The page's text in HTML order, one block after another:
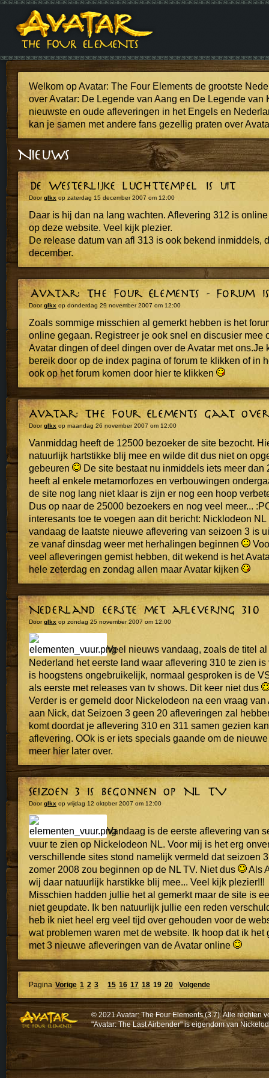
Welkom op Avatar: The Four Elements de grootste
over Avatar: De Legende van Aang en De Legende van
nieuwste en oude afleveringen in het Engels en
kan je samen met andere fans gezellig praten over
Doorglkx op zaterdag 15 december 2007 om 12:00
Daar is hij dan na lang wachten. Aflevering 312 is
op deze website. Veel kijk plezier.
De release datum van afl 313 is ook bekend inmiddels,
december.
Doorglkx op donderdag 29 november 2007 om 12:00
Zoals sommige misschien al gemerkt hebben is het
online gegaan. Registreer je ook snel en discusier mee
Avatar dingen of deel dingen over de Avatar met ons.Je
bereik door op de index pagina of forum te klikken of in
ook op het forum komen door hier te klikken
Doorglkx op maandag 26 november 2007 om 12:00
Vanmiddag heeft de 12500 bezoeker de site bezocht.
natuurlijk hartstikke blij mee en wilde dit dus niet on
gebeuren
De site bestaat nu inmiddels iets meer dan
heeft al enkele metamorfozes en verbouwingen
de site nog lang niet klaar is zijn er nog een hoop
Dus op naar de 25000 bezoekers en nog veel meer...
interesants toe te voegen aan dit bericht: Nicklodeon
vandaag de laatste nieuwe aflevering van seizoen 3 is
ze vanaf dinsdag weer met herhalingen beginnen
veel afleveringen gemist hebben, dit wekend is het
hele zeterdag en zondag allen maar Avatar kijken
Doorglkx op zondag 25 november 2007 om 12:00
Veel nieuws vandaag, zoals de titel
Nederland het eerste land waar aflevering 310 te zien is
is hoogstens ongebruikelijk, normaal gesproken is de
als eerste met releases van tv shows. Dit keer niet dus
Verder is er gemeld door Nickelodeon na een vraag van
aan Nick, dat Seizoen 3 geen 20 afleveringen zal
komt doordat je aflevering 310 en 311 samen gezien
aflevering. OOk is er iets specials gaande om de
meer hier later over.
Doorglkx op vrijdag 12 oktober 2007 om 12:00
Vandaag is de eerste aflevering van
vuur te zien op Nickelodeon NL. Voor mij is het erg
verschillende sites stond namelijk vermeld dat seizoen
zomer 2008 zou beginnen op de NL TV. Niet dus
Als
wij daar natuurlijk harstikke blij mee... Veel kijk plezier!!!
Misschien hadden jullie het al gemerkt maar de site is
niet geupdate. Ik ben natuurlijk jullie een reden
heb ik niet heel erg veel tijd over gehouden voor de
wat problemen waren met de website. Ik hoop dat ik het
met 3 nieuwe afleveringen van de Avatar online
Pagina Vorige 1 2 3 15 16 17 18 19 20 Volgende
© 2021 Avatar: The Four Elements (3.7). Alle
"Avatar: The Last Airbender" is eigendom van